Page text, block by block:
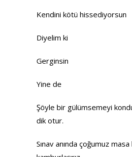
Kendini kötü hissediyorsun
Diyelim ki
Gerginsin
Yine de
Şöyle bir gülümsemeyi
dik otur.
Sınav anında çoğumuz